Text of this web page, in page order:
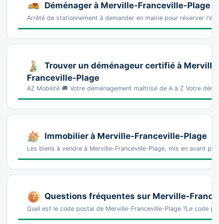
Déménager à Merville-Franceville-Plage
Arrêté de stationnement à demander en mairie pour réserver
Trouver un déménageur certifié à
Franceville-Plage
AZ Mobilité 🚚 Votre déménagement maîtrisé de A à Z Votre
Immobilier à Merville-Franceville-Plage
Les biens à vendre à Merville-Franceville-Plage, mis en avant
Questions fréquentes sur Merville-
Quel est le code postal de Merville-Franceville-Plage ?Le code